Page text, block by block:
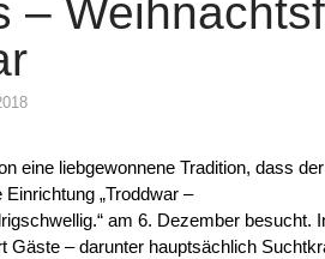
–
eine liebgewonnene Tradition, dass
„Troddwar –
am 6. Dezember besucht.
Gäste – darunter hauptsächlich